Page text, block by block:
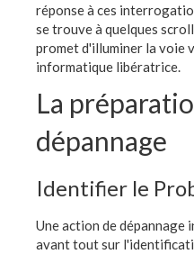
réponse à ces
se trouve à quelques
promet d'illuminer la voie
informatique libératrice.
La
dépannage
Identifier le
Une action de dépannage
avant tout sur